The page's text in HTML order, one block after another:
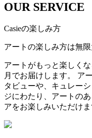
OUR SERVICE
Casieの楽しみ方
アートの楽しみ方は無限
アートがもっと楽しく
月でお届けします。 ア
タビューや、キュレー
ジにわたり、アートの
アをお楽しみいただけま